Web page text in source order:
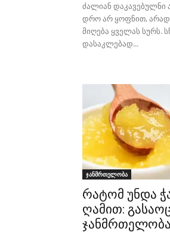
ძალიან დაკავებულნი
დრო არ ყოფნით,
მიღება ყველას სურს.
დასაკლებად...
ჯანმრთელობა
რატომ უნდა
ღამით: